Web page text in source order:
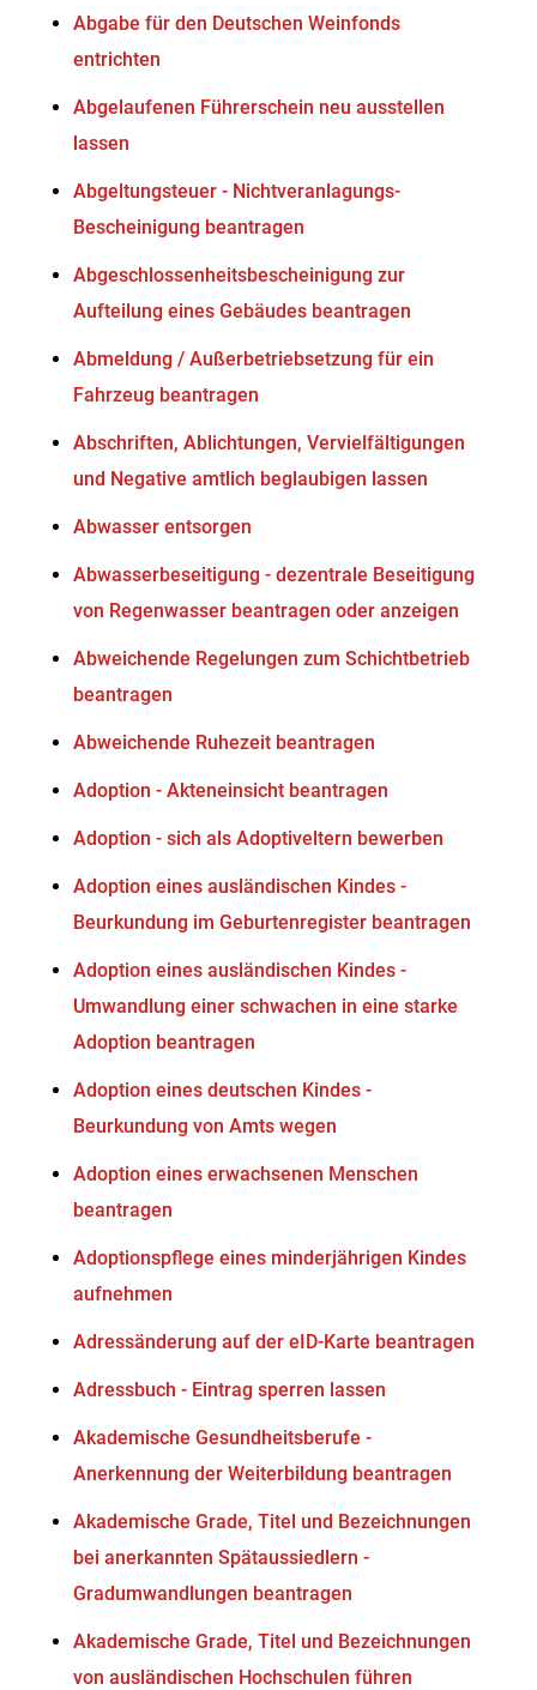
Abgabe für den Deutschen Weinfonds
entrichten
Abgelaufenen Führerschein neu ausstellen
lassen
Abgeltungsteuer - Nichtveranlagungs-
Bescheinigung beantragen
Abgeschlossenheitsbescheinigung zur
Aufteilung eines Gebäudes beantragen
Abmeldung / Außerbetriebsetzung für ein
Fahrzeug beantragen
Abschriften, Ablichtungen, Vervielfältigungen
und Negative amtlich beglaubigen lassen
Abwasser entsorgen
Abwasserbeseitigung - dezentrale Beseitigung
von Regenwasser beantragen oder anzeigen
Abweichende Regelungen zum Schichtbetrieb
beantragen
Abweichende Ruhezeit beantragen
Adoption - Akteneinsicht beantragen
Adoption - sich als Adoptiveltern bewerben
Adoption eines ausländischen Kindes -
Beurkundung im Geburtenregister beantragen
Adoption eines ausländischen Kindes -
Umwandlung einer schwachen in eine starke
Adoption beantragen
Adoption eines deutschen Kindes -
Beurkundung von Amts wegen
Adoption eines erwachsenen Menschen
beantragen
Adoptionspflege eines minderjährigen Kindes
aufnehmen
Adressänderung auf der eID-Karte beantragen
Adressbuch - Eintrag sperren lassen
Akademische Gesundheitsberufe -
Anerkennung der Weiterbildung beantragen
Akademische Grade, Titel und Bezeichnungen
bei anerkannten Spätaussiedlern -
Gradumwandlungen beantragen
Akademische Grade, Titel und Bezeichnungen
von ausländischen Hochschulen führen